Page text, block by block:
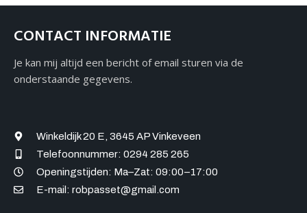
CONTACT INFORMATIE
Je kan mij altijd een bericht of email sturen via de
onderstaande gegevens.
Winkeldijk 20 E, 3645 AP Vinkeveen
Telefoonnummer: 0294 285 265
Openingstijden: Ma–Zat: 09:00–17:00
E-mail: robpasset@gmail.com